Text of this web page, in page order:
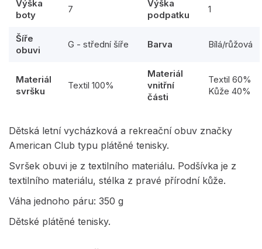
Výška
boty
7
Výška
podpatku
1
Šíře
obuvi
G - střední šíře Barva Bílá/růžová
Materiál
svršku
Textil 100%
Materiál
vnitřní
části
Textil 60%
Kůže 40%
Dětská letní vycházková a rekreační obuv značky
American Club typu plátěné tenisky.
Svršek obuvi je z textilního materiálu. Podšívka je z
textilního materiálu, stélka z pravé přírodní kůže.
Váha jednoho páru: 350 g
Dětské plátěné tenisky.